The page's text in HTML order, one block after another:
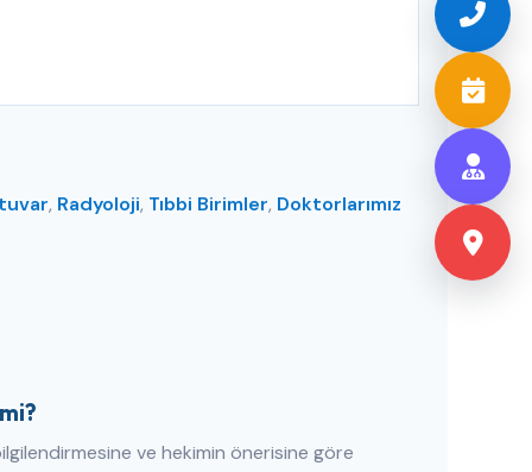
, Radyoloji, Tıbbi Birimler, Doktorlarımız
ve hekimin önerisine göre